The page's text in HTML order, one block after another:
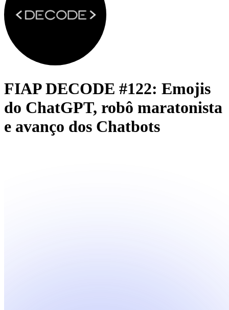
FIAP DECODE #122: Emojis
do ChatGPT, robô maratonista
e avanço dos Chatbots